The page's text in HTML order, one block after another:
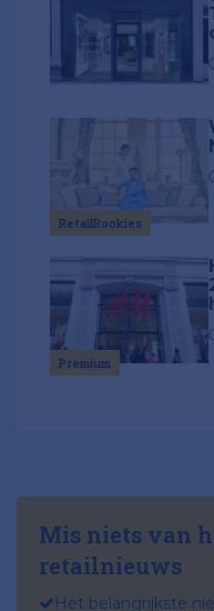
RetailRookies
Premium
Mis niets van
retailnieuws
Het belangrijkste